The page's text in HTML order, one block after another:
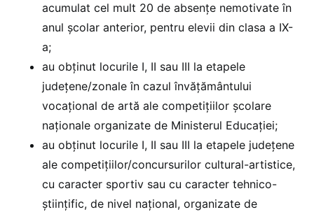
acumulat cel mult 20 de absențe nemotivate în
anul școlar anterior, pentru elevii din clasa a IX-
a;
au obținut locurile I, II sau III la etapele
județene/zonale în cazul învățământului
vocațional de artă ale competițiilor școlare
naționale organizate de Ministerul Educației;
au obținut locurile I, II sau III la etapele județene
ale competițiilor/concursurilor cultural-artistice,
cu caracter sportiv sau cu caracter tehnico-
științific, de nivel național, organizate de